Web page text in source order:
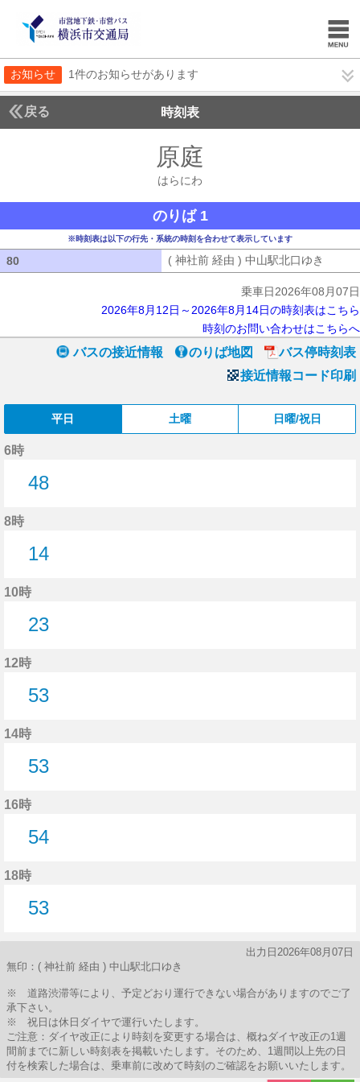
お知らせ 1件のお知らせがあります
戻る 時刻表
原庭
はらにわ
のりば 1
※時刻表は以下の行先・系統の時刻を合わせて表示しています
80 ( 神社前 経由 ) 中山駅北口ゆき
乗車日2026年08月07日
2026年8月12日～2026年8月14日の時刻表はこちら
時刻のお問い合わせはこちらへ
バスの接近情報 のりば地図
バス停時刻表
接近情報コード印刷
平日 土曜 日曜/祝日
6時
48
8時
14
10時
23
12時
53
14時
53
16時
54
18時
53
出力日2026年08月07日
無印：( 神社前 経由 ) 中山駅北口ゆき
※ 道路渋滞等により、予定どおり運行できない場合がありますのでご了
承下さい。
※ 祝日は休日ダイヤで運行いたします。
ご注意：ダイヤ改正により時刻を変更する場合は、概ねダイヤ改正の1週
間前までに新しい時刻表を掲載いたします。そのため、1週間以上先の日
付を検索した場合は、乗車前に改めて時刻のご確認をお願いいたします。